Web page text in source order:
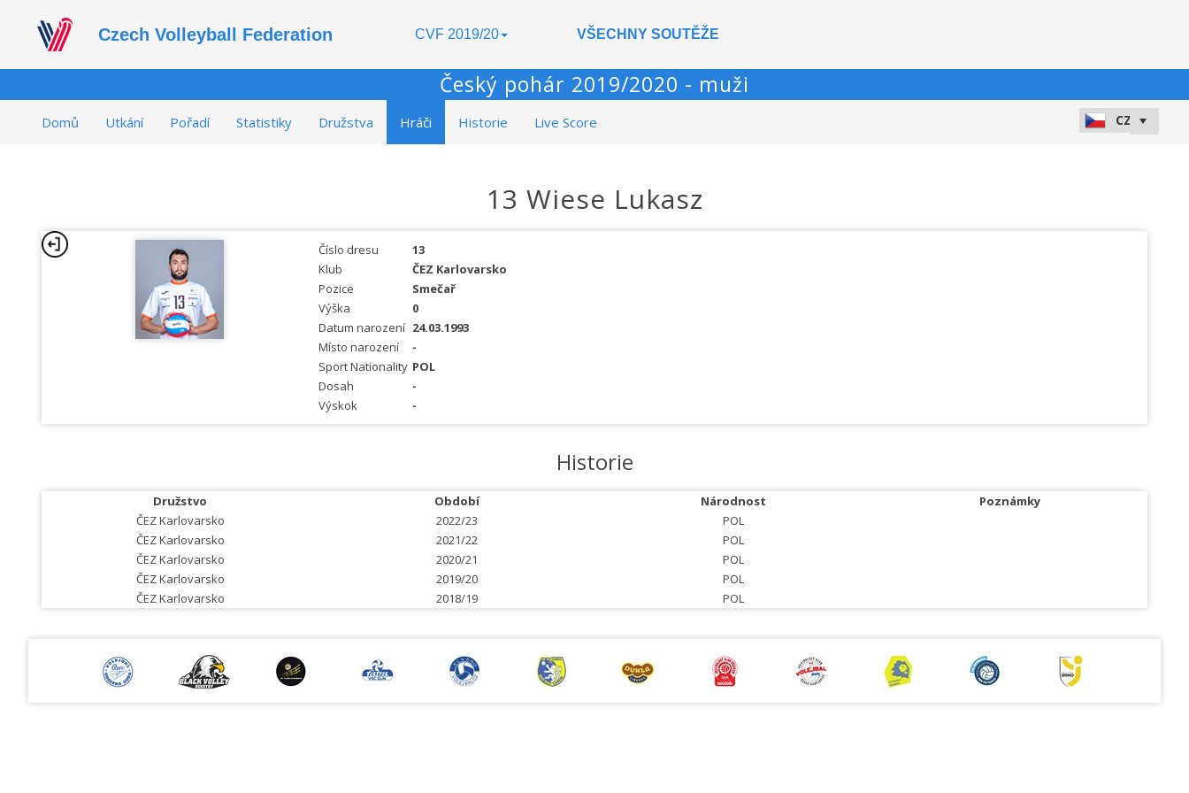
Czech Volleyball Federation CVF 2019/20 VŠECHNY SOUTĚŽE
Český pohár 2019/2020 - muži
Domů Utkání Pořadí Statistiky Družstva Hráči Historie Live Score
13 Wiese Lukasz
Číslo dresu
13
Klub
ČEZ Karlovarsko
Pozice
Smečař
Výška
0
Datum narození 24.03.1993
Místo narození
-
Sport Nationality POL
Dosah
-
Výskok
-
Historie
Družstvo Období Národnost
Poznámky
ČEZ Karlovarsko
2022/23
POL
ČEZ Karlovarsko
2021/22
POL
ČEZ Karlovarsko
2020/21
POL
ČEZ Karlovarsko
2019/20
POL
ČEZ Karlovarsko
2018/19 POL